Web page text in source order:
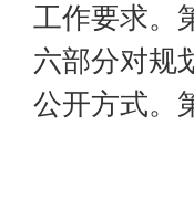
工作要求。
六部分对规
公开方式。